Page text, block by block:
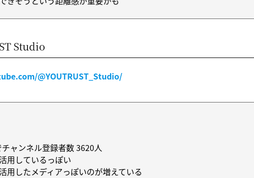
Studio
@YOUTRUST_Studio/
チャンネル登録者数 3620人
用しているっぽい
用したメディアっぽいのが増えている